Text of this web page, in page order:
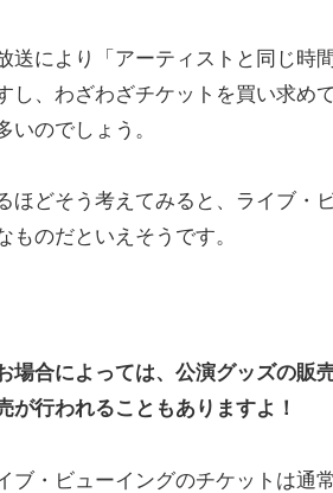
送により「アーティストと同じ時
し、わざわざチケットを買い求め
いのでしょう。
ほどそう考えてみると、ライブ・
ものだといえそうです。
場合によっては、公演グッズの販
が行われることもありますよ！
ブ・ビューイングのチケットは通